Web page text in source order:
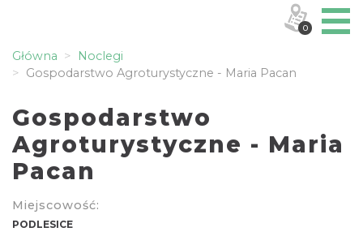
Główna
Noclegi
Gospodarstwo Agroturystyczne - Maria Pacan
Gospodarstwo
Agroturystyczne - Maria
Pacan
Miejscowość:
PODLESICE
0